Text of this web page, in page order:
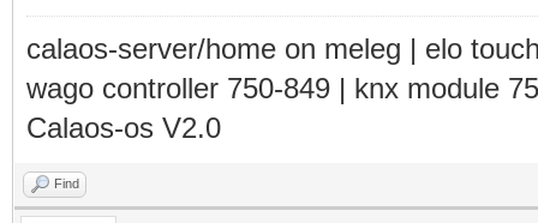
calaos-server/home on meleg | elo
wago controller 750-849 | knx module
Calaos-os V2.0
Find